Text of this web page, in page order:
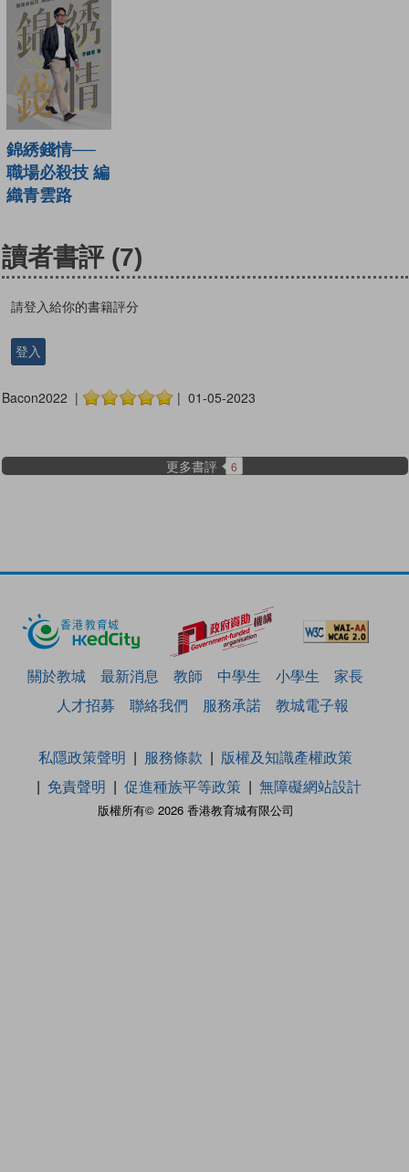
錦綉錢情──
職場必殺技 編
織青雲路
讀者書評 (7)
請登入給你的書籍評分
登入
Bacon2022 | | 01-05-2023
更多書評 6
關於教城 最新消息 教師 中學生 小學生
家長
人才招募
聯絡我們 服務承諾 教城電子報
版權所有© 2026 香港教育城有限公司
私隱政策聲明 服務條款
版權及知識產權政策
免責聲明
促進種族平等政策 無障礙網站設計